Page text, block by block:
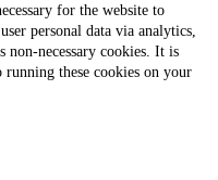
for the website to
personal data via analytics,
non-necessary cookies. It is
these cookies on your